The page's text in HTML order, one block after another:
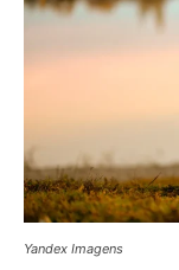
Yandex Imagens